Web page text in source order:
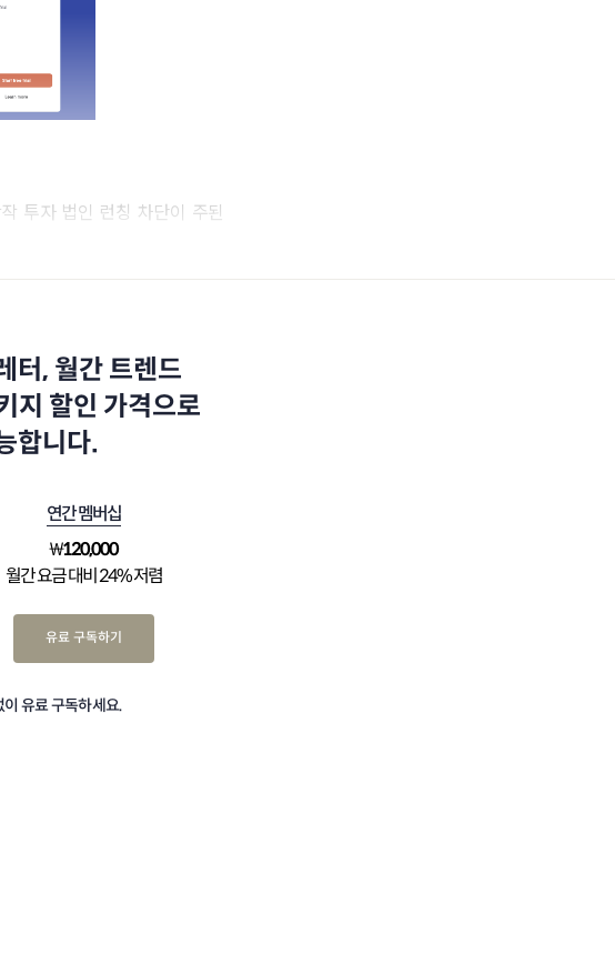
투자 법인 런칭 차단이 주된
터, 월간 트렌드
지 할인 가격으로
합니다.
연간 멤버십
₩120,000
월간 요금 대비 24% 저렴
유료 구독하기
유료 구독하세요.